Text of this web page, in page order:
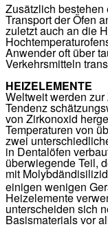
Zusätzlich
Transport der Öfen
zuletzt auch an die
Anwender oft über
Verkehrsmitteln
HEIZELEMENTE
Weltweit werden
Tendenz
von Zirkonoxid
Temperaturen von
zwei
in Dentalöfen
überwiegende Teil,
mit
einigen wenigen
Heizelemente
unterscheiden sich
Basismaterials vor